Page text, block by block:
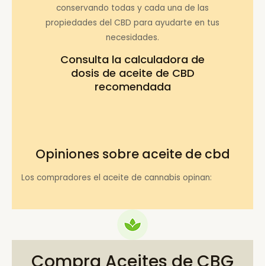
conservando todas y cada una de las
propiedades del CBD para ayudarte en tus
necesidades.
Consulta la calculadora de
dosis de aceite de CBD
recomendada
Opiniones sobre aceite de cbd
Los compradores el aceite de cannabis opinan: